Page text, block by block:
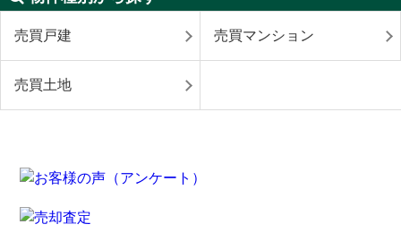
売買戸建 売買マンション
売買土地